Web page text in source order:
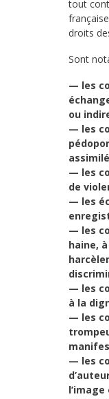
tout
droits
Sont
— les
ou
— les
— les
de
— les
— les
haine,
— les
à la
— les
— les